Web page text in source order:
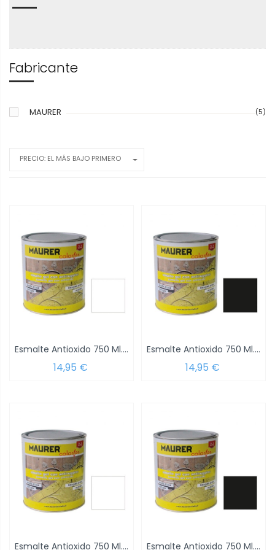
Fabricante
MAURER (5)
PRECIO: EL MÁS BAJO PRIMERO
Esmalte Antioxido 750 Ml. Blanco Brillo
14,95 €
Esmalte Antioxido 750 Ml. Negro Brillo
14,95 €
Esmalte Antioxido 750 Ml. Blanco Satinado... Esmalte Antioxido 750 Ml. Negro Satinado Mate